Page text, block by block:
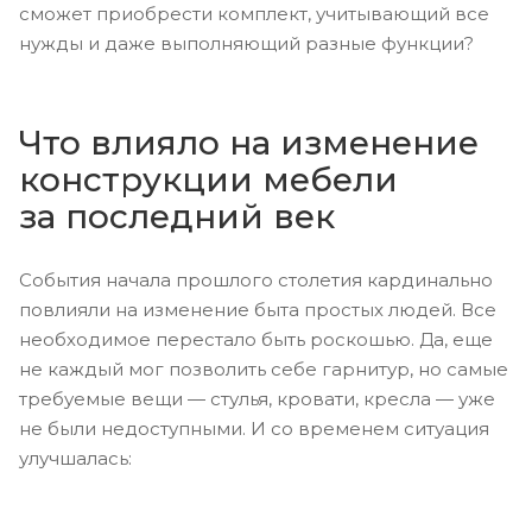
сможет приобрести комплект, учитывающий все
нужды и даже выполняющий разные функции?
Что влияло на изменение
конструкции мебели
за последний век
События начала прошлого столетия кардинально
повлияли на изменение быта простых людей. Все
необходимое перестало быть роскошью. Да, еще
не каждый мог позволить себе гарнитур, но самые
требуемые вещи — стулья, кровати, кресла — уже
не были недоступными. И со временем ситуация
улучшалась: